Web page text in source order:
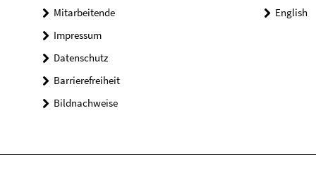
Mitarbeitende
Impressum
Datenschutz
Barrierefreiheit
Bildnachweise
English